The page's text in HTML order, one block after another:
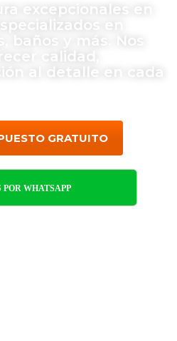
excepcionales en
en
baños y más. Nos
calidad,
al detalle en cada
GRATUITO
WHATSAPP